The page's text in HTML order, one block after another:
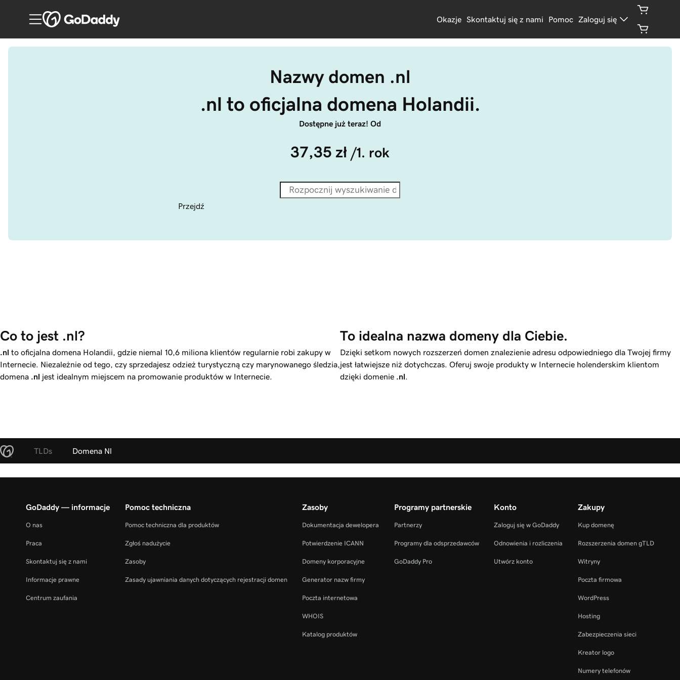
Okazje Skontaktuj się z nami Pomoc Zaloguj się
Nazwy domen .nl
.nl to oficjalna domena Holandii.
Dostępne już teraz! Od
37,35 zł /1. rok
Przejdź
Co to jest .nl?
.nl to oficjalna domena Holandii, gdzie niemal 10,6 miliona klientów regularnie robi zakupy w
Internecie. Niezależnie od tego, czy sprzedajesz odzież turystyczną czy marynowanego śledzia,
domena .nl jest idealnym miejscem na promowanie produktów w Internecie.
To idealna nazwa domeny dla Ciebie.
Dzięki setkom nowych rozszerzeń domen znalezienie adresu odpowiedniego dla Twojej firmy
jest łatwiejsze niż dotychczas. Oferuj swoje produkty w Internecie holenderskim klientom
dzięki domenie .nl
TLDs Domena Nl
GoDaddy — informacje
O nas
Praca
Skontaktuj się z nami
Informacje prawne
Centrum zaufania
Pomoc techniczna
Pomoc techniczna dla produktów
Zgłoś nadużycie
Zasoby
Zasady ujawniania danych dotyczących rejestracji domen
Zasoby
Dokumentacja dewelopera
Potwierdzenie ICANN
Domeny korporacyjne
Generator nazw firmy
Poczta internetowa
WHOIS
Katalog produktów
Programy partnerskie
Partnerzy
Programy dla odsprzedawców
GoDaddy Pro
Konto
Zaloguj się w GoDaddy
Odnowienia i rozliczenia
Utwórz konto
Zakupy
Kup domenę
Rozszerzenia domen gTLD
Witryny
Poczta firmowa
WordPress
Hosting
Zabezpieczenia sieci
Kreator logo
Numery telefonów